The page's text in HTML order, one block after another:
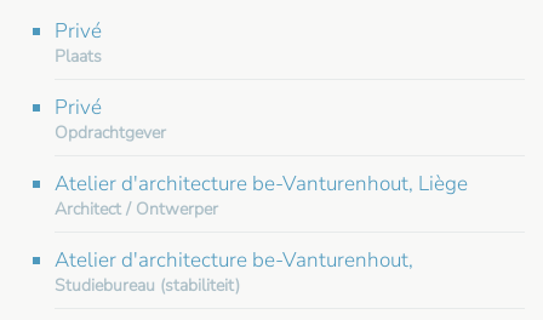
Privé
Plaats
Privé
Opdrachtgever
Atelier d'architecture be-Vanturenhout, Liège
Architect / Ontwerper
Atelier d'architecture be-Vanturenhout,
Studiebureau (stabiliteit)